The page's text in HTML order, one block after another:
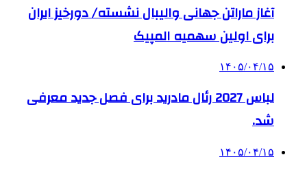
آغاز ماراتن جهانی والیبال نشسته/ دورخیز ایران
برای اولین سهمیه المپیک
۱۴۰۵/۰۴/۱۵
لباس 2027 رئال مادرید برای فصل جدید معرفی
شد.
۱۴۰۵/۰۴/۱۵